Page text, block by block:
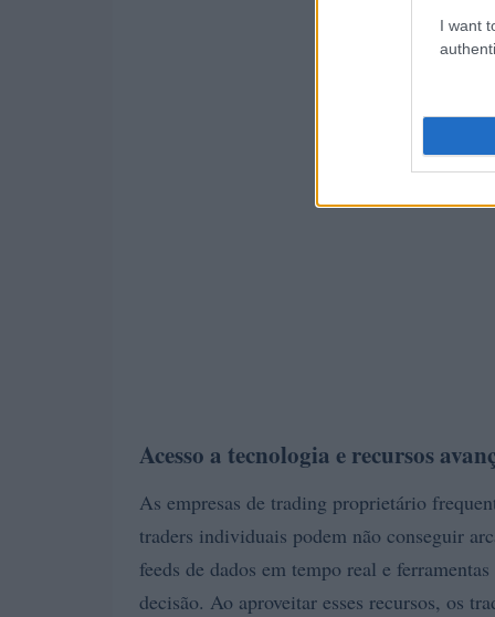
I want
Acesso a tecnologia e recursos
As empresas de trading proprietário
traders individuais podem não conseguir
feeds de dados em tempo real e
decisão. Ao aproveitar esses recursos, os